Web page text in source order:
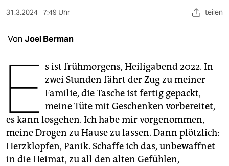
shop
fragen & hilfe
genossenschaft
epaper login
31.3.2024 7:49 Uhr teilen
Von Joel Berman
E s ist frühmorgens, Heiligabend 2022. In
zwei Stunden fährt der Zug zu meiner
Familie, die Tasche ist fertig gepackt,
meine Tüte mit Geschenken vorbereitet,
es kann losgehen. Ich habe mir vorgenommen,
meine Drogen zu Hause zu lassen. Dann plötzlich:
Herzklopfen, Panik. Schaffe ich das, unbewaffnet
in die Heimat, zu all den alten Gefühlen,